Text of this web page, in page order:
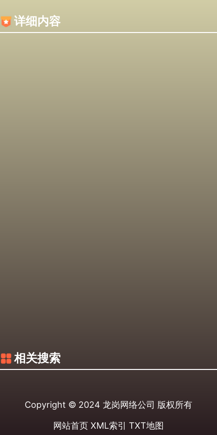
详细内容
相关搜索
Copyright © 2024 龙岗网络公司 版权所有
网站首页 XML索引 TXT地图